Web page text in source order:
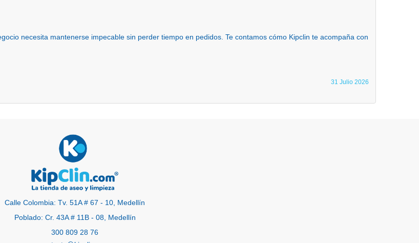
necesita mantenerse impecable sin perder tiempo en pedidos. Te contamos cómo Kipclin te acompaña con
31 Julio 2026
Calle Colombia: Tv. 51A # 67 - 10, Medellín
Poblado: Cr. 43A # 11B - 08, Medellín
300 809 28 76